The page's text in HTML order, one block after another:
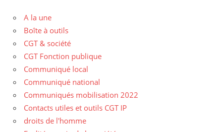
A la une
Boîte à outils
CGT & société
CGT Fonction publique
Communiqué local
Communiqué national
Communiqués mobilisation 2022
Contacts utiles et outils CGT IP
droits de l'homme